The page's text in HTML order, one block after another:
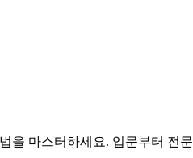
마스터하세요. 입문부터 전